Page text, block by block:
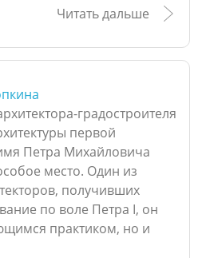
Читать дальше
градостроителя
первой
Петра Михайловича
место. Один из
получивших
по воле Петра I, он
практиком, но и